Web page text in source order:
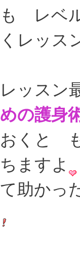
も レベ
くレッス
レッスン
めの護身
おくと
ちますよ
て助かっ